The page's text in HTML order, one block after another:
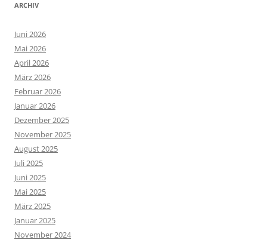
ARCHIV
Juni 2026
Mai 2026
April 2026
März 2026
Februar 2026
Januar 2026
Dezember 2025
November 2025
August 2025
Juli 2025
Juni 2025
Mai 2025
März 2025
Januar 2025
November 2024